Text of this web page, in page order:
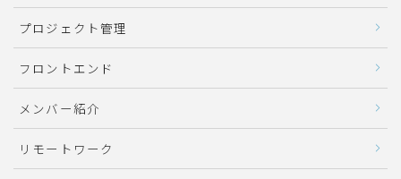
プロジェクト管理
フロントエンド
メンバー紹介
リモートワーク